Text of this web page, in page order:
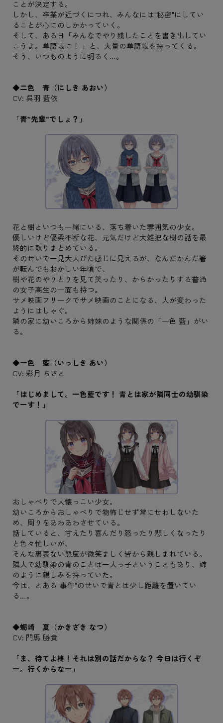
ことが決定する。
しかし、卒業が近づくにつれ、みんなには"秘密"にしてい
ることが心にのしかかっていく。
そして、ある日「みんなでやり残したことを書き出してい
こうよ。単語帳に！ 」と、大量の単語帳を持ってくる。
そう、いつものように明るく…。
◆二色 青（にしき あおい）
CV: 呉羽 藍依
「青”先輩”でしょ？」
花と樹といつも一緒にいる、落ち着いた雰囲気の少女。
優しいけど優柔不断な花、元気だけど大雑把な樹の話を最
終的に取りまとめている。
そのせいで一見大人びた感じに見えるが、なんだかんだ箸
が転んでもおかしい年頃で、
樹や花のやりとりを見て笑ったり、からかったりする普通
の女子高生の一面も持つ。
サメ映画フリークでサメ映画のことになる、人が変わった
ようにはしゃぐ。
隣の家に幼いころから姉妹のような関係の「一色 藍」がい
る。
◆一色 藍（いっしき あい）
CV: 彩月 ちさと
「はじめまして。一色藍です！ 青とは家が隣同士の幼馴染
でーす！」
おしゃべりで人懐っこい少女。
幼いころからおしゃべりで物怖じせず常にせわしないた
め、周りをあわあわさせている。
話していると、甘えたり喜んだり怒ったり悲しくなったり
と色々忙しいが、
そんな裏表ない態度が微笑ましく皆から親しまれている。
隣人で幼馴染の青のことは一人っ子ということもあり、姉
のように親しみを持っていた。
今は、とある"事件"のせいで青とは少し距離を置いてい
る…。
◆蛎崎 夏（かきざき なつ）
CV: 門馬 勝貴
「ま、待てよ柊！それは別の話だからな？ 今日は行くぞ
ー。行くからなー」